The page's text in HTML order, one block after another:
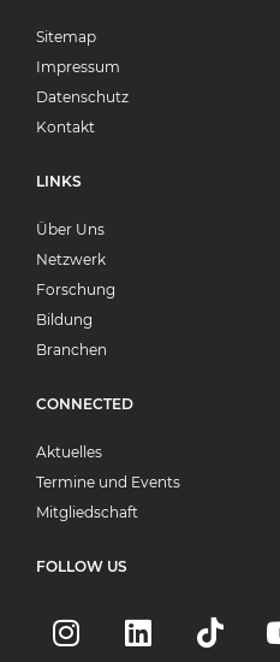
Sitemap
Impressum
Datenschutz
Kontakt
LINKS
Über Uns
Netzwerk
Forschung
Bildung
Branchen
CONNECTED
Aktuelles
Termine und Events
Mitgliedschaft
FOLLOW US